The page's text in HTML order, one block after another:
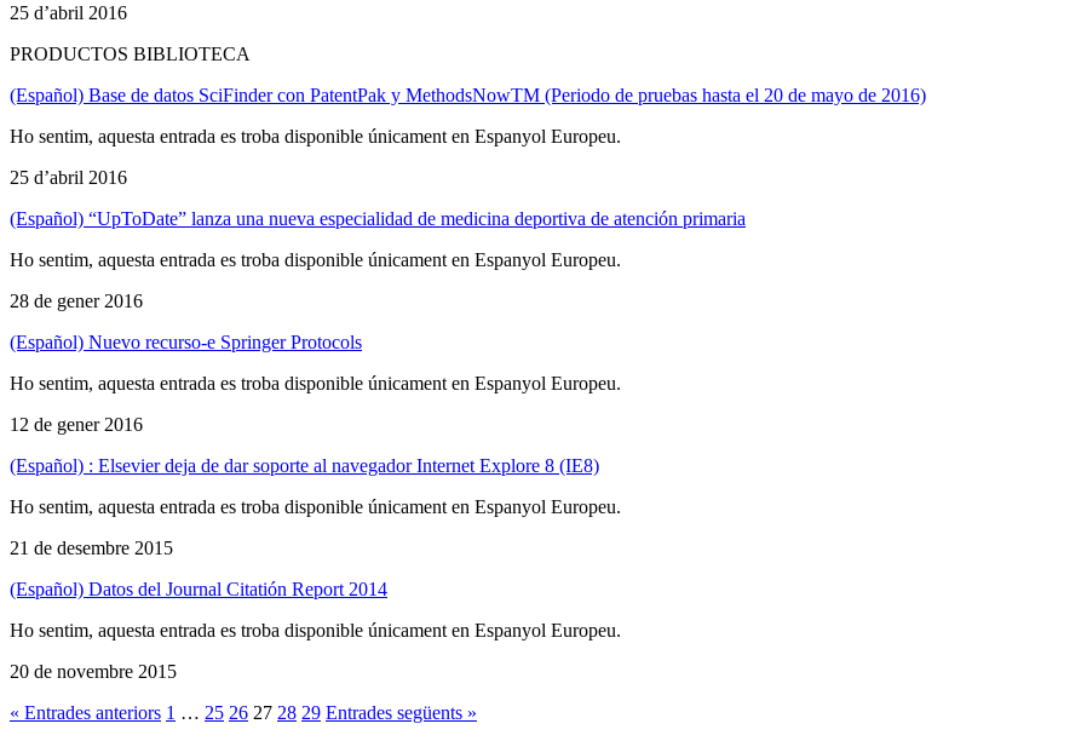
25 d’abril 2016
PRODUCTOS BIBLIOTECA
(Español) Base de datos SciFinder con PatentPak y MethodsNowTM (Periodo de pruebas hasta el 20 de mayo de 2016)
Ho sentim, aquesta entrada es troba disponible únicament en Espanyol Europeu.
25 d’abril 2016
(Español) “UpToDate” lanza una nueva especialidad de medicina deportiva de atención primaria
Ho sentim, aquesta entrada es troba disponible únicament en Espanyol Europeu.
28 de gener 2016
(Español) Nuevo recurso-e Springer Protocols
Ho sentim, aquesta entrada es troba disponible únicament en Espanyol Europeu.
12 de gener 2016
(Español) : Elsevier deja de dar soporte al navegador Internet Explore 8 (IE8)
Ho sentim, aquesta entrada es troba disponible únicament en Espanyol Europeu.
21 de desembre 2015
(Español) Datos del Journal Citatión Report 2014
Ho sentim, aquesta entrada es troba disponible únicament en Espanyol Europeu.
20 de novembre 2015
« Entrades anteriors 1 … 25 26 27 28 29 Entrades següents »